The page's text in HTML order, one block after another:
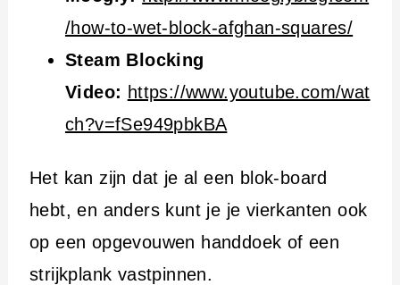
/how-to-wet-block-afghan-squares/
Steam Blocking
Video: https://www.youtube.com/wat
ch?v=fSe949pbkBA
Het kan zijn dat je al een blok-board
hebt, en anders kunt je je vierkanten ook
op een opgevouwen handdoek of een
strijkplank vastpinnen.